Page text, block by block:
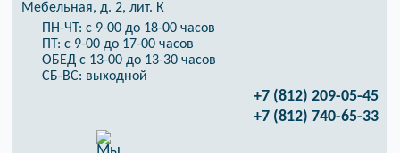
Мебельная, д. 2, лит. К
ПН-ЧТ: с 9-00 до 18-00 часов
ПТ: с 9-00 до 17-00 часов
ОБЕД с 13-00 до 13-30 часов
СБ-ВС: выходной
+7 (812) 209-05-45
+7 (812) 740-65-33